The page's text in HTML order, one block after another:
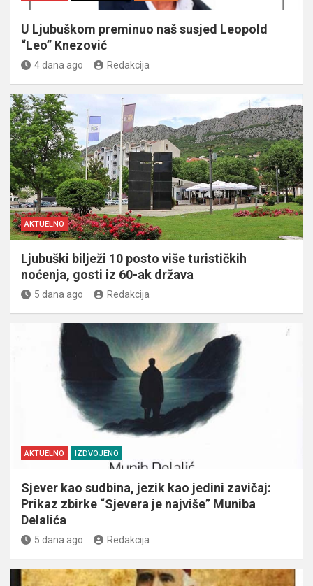
U Ljubuškom preminuo naš susjed Leopold
“Leo” Knezović
4 dana ago Redakcija
AKTUELNO
Ljubuški bilježi 10 posto više turističkih
noćenja, gosti iz 60-ak država
5 dana ago Redakcija
AKTUELNO IZDVOJENO
Sjever kao sudbina, jezik kao jedini zavičaj:
Prikaz zbirke “Sjevera je najviše” Muniba
Delalića
5 dana ago Redakcija